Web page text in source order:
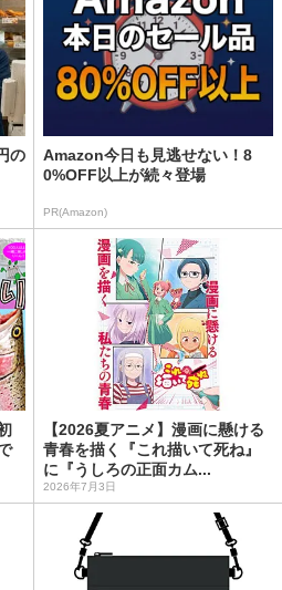
の
Amazon今日も見逃せない！8
0%OFF以上が続々登場
PR(Amazon)
【2026夏アニメ】漫画に懸ける
青春を描く『これ描いて死ね』
に『うしろの正面カム...
2026年7月3日